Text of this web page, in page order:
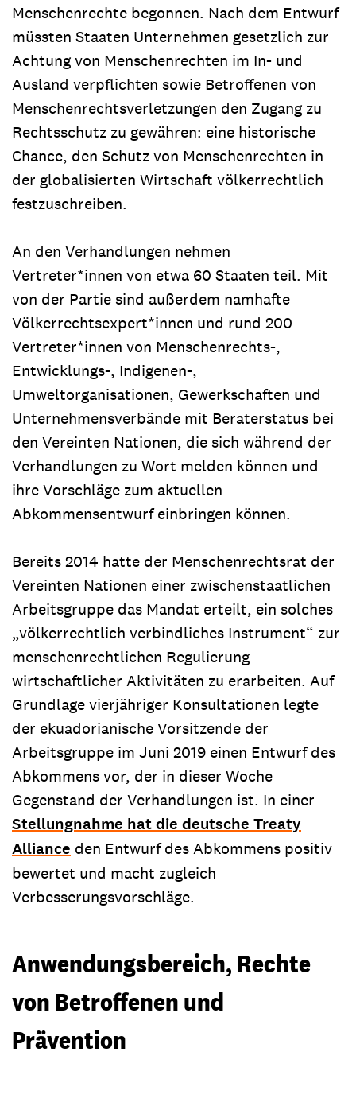
Menschenrechte begonnen. Nach dem Entwurf
müssten Staaten Unternehmen gesetzlich zur
Achtung von Menschenrechten im In- und
Ausland verpflichten sowie Betroffenen von
Menschenrechtsverletzungen den Zugang zu
Rechtsschutz zu gewähren: eine historische
Chance, den Schutz von Menschenrechten in
der globalisierten Wirtschaft völkerrechtlich
festzuschreiben.
An den Verhandlungen nehmen
Vertreter*innen von etwa 60 Staaten teil. Mit
von der Partie sind außerdem namhafte
Völkerrechtsexpert*innen und rund 200
Vertreter*innen von Menschenrechts-,
Entwicklungs-, Indigenen-,
Umweltorganisationen, Gewerkschaften und
Unternehmensverbände mit Beraterstatus bei
den Vereinten Nationen, die sich während der
Verhandlungen zu Wort melden können und
ihre Vorschläge zum aktuellen
Abkommensentwurf einbringen können.
Bereits 2014 hatte der Menschenrechtsrat der
Vereinten Nationen einer zwischenstaatlichen
Arbeitsgruppe das Mandat erteilt, ein solches
„völkerrechtlich verbindliches Instrument“ zur
menschenrechtlichen Regulierung
wirtschaftlicher Aktivitäten zu erarbeiten. Auf
Grundlage vierjähriger Konsultationen legte
der ekuadorianische Vorsitzende der
Arbeitsgruppe im Juni 2019 einen Entwurf des
Abkommens vor, der in dieser Woche
Gegenstand der Verhandlungen ist. In einer
Stellungnahme hat die deutsche Treaty
Alliance den Entwurf des Abkommens positiv
bewertet und macht zugleich
Verbesserungsvorschläge.
Anwendungsbereich, Rechte
von Betroffenen und
Prävention